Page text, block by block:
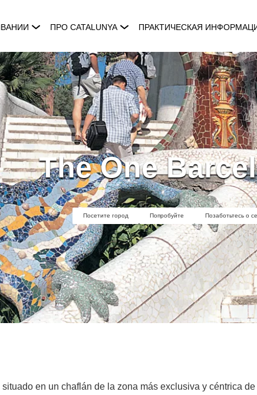
ПРО CATALUNYA ПРАКТИЧЕСКАЯ
The One
Посетите город Попробуйте Позаботьтесь о
en un chaflán de la zona más exclusiva y céntrica